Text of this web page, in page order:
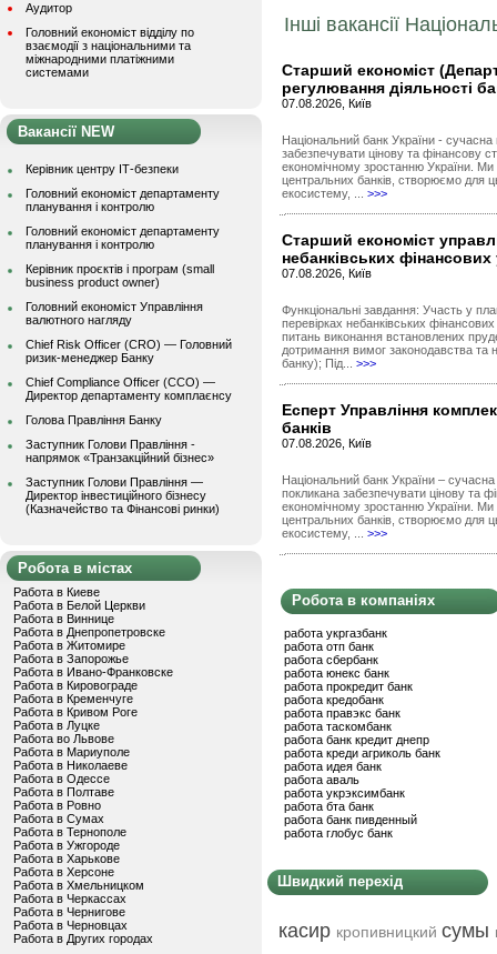
Аудитор
Головний економіст відділу по
взаємодії з національними та
міжнародними платіжними
системами
Вакансії NEW
Керівник центру ІТ-безпеки
Головний економіст департаменту
планування і контролю
Головний економіст департаменту
планування і контролю
Керівник проєктів і програм (small
business product owner)
Головний економіст Управління
валютного нагляду
Chief Risk Officer (CRO) — Головний
ризик-менеджер Банку
Chief Compliance Officer (CCO) —
Директор департаменту комплаєнсу
Голова Правління Банку
Заступник Голови Правління -
напрямок «Транзакційний бізнес»
Заступник Голови Правління —
Директор інвестиційного бізнесу
(Казначейство та Фінансові ринки)
Робота в містах
Работа в Киеве
Работа в Белой Церкви
Работа в Виннице
Работа в Днепропетровске
Работа в Житомире
Работа в Запорожье
Работа в Ивано-Франковске
Работа в Кировограде
Работа в Кременчуге
Работа в Кривом Роге
Работа в Луцке
Работа во Львове
Работа в Мариуполе
Работа в Николаеве
Работа в Одессе
Работа в Полтаве
Работа в Ровно
Работа в Сумах
Работа в Тернополе
Работа в Ужгороде
Работа в Харькове
Работа в Херсоне
Работа в Хмельницком
Работа в Черкассах
Работа в Чернигове
Работа в Черновцах
Работа в Других городах
Інші вакансії
Старший економіст
регулювання діяльності
07.08.2026, Київ
Національний банк України -
забезпечувати цінову та фінансову
економічному зростанню України. Ми
центральних банків, створюємо для
екосистему, ... >>>
Старший економіст
небанківських фінансових
07.08.2026, Київ
Функціональні завдання: Участь у
перевірках небанківських
питань виконання встановлених
дотримання вимог законодавства та
банку); Під... >>>
Есперт Управління
банків
07.08.2026, Київ
Національний банк України –
покликана забезпечувати цінову та
економічному зростанню України. Ми
центральних банків, створюємо для
екосистему, ... >>>
Робота в компаніях
работа укргазбанк
работа отп банк
работа сбербанк
работа юнекс банк
работа прокредит банк
работа кредобанк
работа правэкс банк
работа таскомбанк
работа банк кредит днепр
работа креди агриколь банк
работа идея банк
работа аваль
работа укрэксимбанк
работа бта банк
работа банк пивденный
работа глобус банк
Швидкий перехід
касир кропивницкий сумы